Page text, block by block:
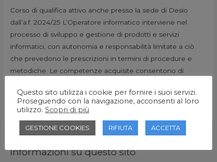
Corso di qualifica attivo anche presso la sede di Desio
dall’a.f. 2024/25 L’Operatore informatico interviene nel
processo di sviluppo e gestione di prodotti e servizi
informatici, con autonomia e responsabilità limitate a ciò
che prevedono le prescrizioni in termini di procedure e
metodiche. Le competenze acquisite consentono di
Leggi tutto »
Informazioni su questo sito
Questo sito utilizza i cookie per fornire i suoi servizi.
Proseguendo con la navigazione, acconsenti al loro
utilizzo. Scopri di più
GESTIONE COOKIES RIFIUTA ACCETTA